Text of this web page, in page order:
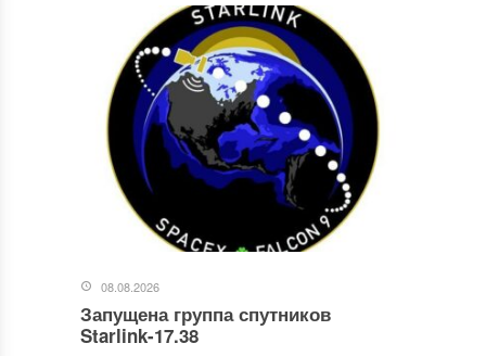
08.08.2026
Запущена группа спутников
Starlink-17.38